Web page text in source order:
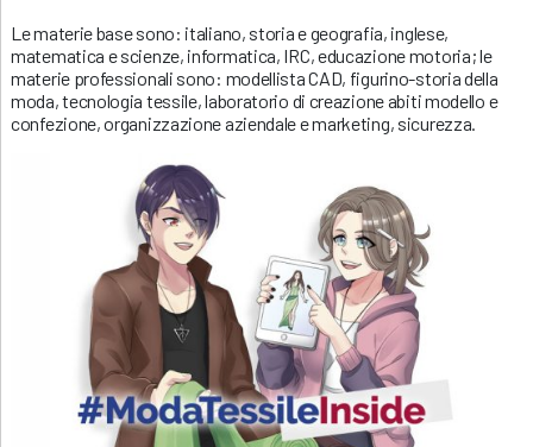
Le materie base sono: italiano, storia e geografia, inglese,
matematica e scienze, informatica, IRC, educazione motoria; le
materie professionali sono: modellista CAD, figurino-storia della
moda, tecnologia tessile, laboratorio di creazione abiti modello e
confezione, organizzazione aziendale e marketing, sicurezza.